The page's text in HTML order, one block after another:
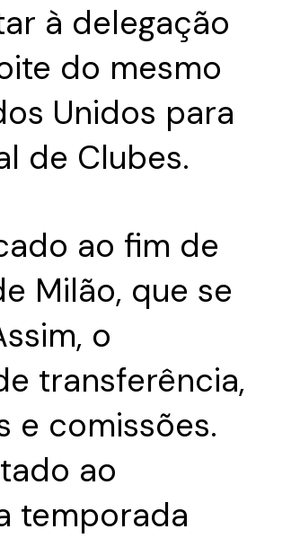
à delegação
do mesmo
Unidos para
de Clubes.
ao fim de
Milão, que se
o
transferência,
e comissões.
ao
temporada